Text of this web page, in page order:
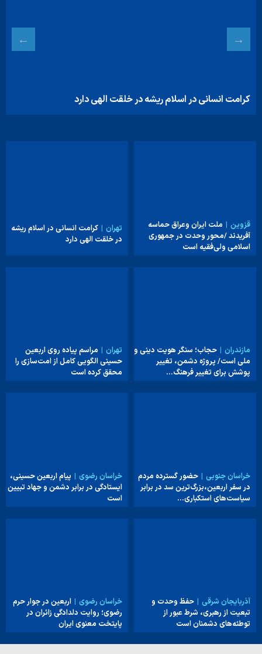
کرامت انسانی در اسلام ریشه در خلقت الهی دارد
قزوین
ملت ایران وعراق حماسه
آفریدند /محور وحدت در جمهوری
اسلامی ولی‌فقیه است
تهران
کرامت انسانی در اسلام ریشه
در خلقت الهی دارد
مازندران
حجاب؛ سنگر هویت دینی و
ملی است/ پروژه دشمن، تغییر
پوشش برای تغییر فرهنگ…
تهران
مراسم پیاده روی اربعین
حسینی الگویی کامل از امت‌سازی را
محقق کرده است
خراسان جنوبی
حضور گسترده مردم
در سفر اربعین،بزرگ‌ترین سد در برابر
سیاست‌های استکباری…
خراسان رضوی
پیام اربعین حسینی،
ایستادگی در برابر دشمن و جهاد تبیین
است
آذربایجان شرقی
حفظ وحدت و
تبعیت از رهبری، شرط عبور از
توطئه‌های دشمنان است
خراسان رضوی
اربعین در جوار حرم
رضوی؛ روایت دلدادگی زائران در
پایتخت معنوی ایران